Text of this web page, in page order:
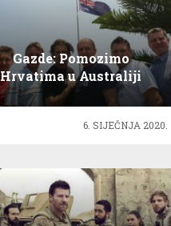
Gazde: Pomozimo
Hrvatima u Australiji
6. SIJEČNJA 2020.